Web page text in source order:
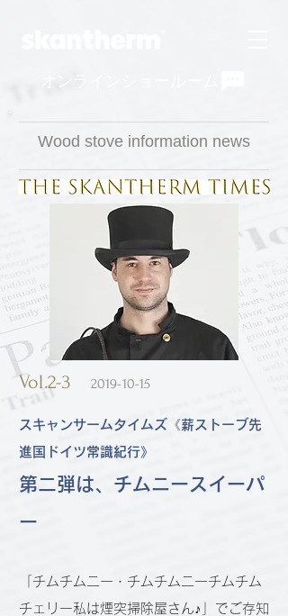
Wood stove information news
Vol.2-3 2019-10-15
スキャンサームタイムズ《薪ストーブ先
進国ドイツ常識紀行》
第二弾は、チムニースイーパ
ー
「チムチムニー・チムチムニーチムチム
チェリー私は煙突掃除屋さん♪」でご存知